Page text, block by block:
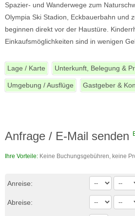
Spazier- und Wanderwege zum
Olympia Ski Stadion, Eckbauerbahn und
beginnen direkt vor der Haustüre.
Einkaufsmöglichkeiten sind in wenigen
Lage / Karte Unterkunft, Belegung &
Umgebung / Ausflüge Gastgeber &
Anfrage / E-Mail senden
Ihre Vorteile: Keine Buchungsgebühren, keine
Anreise:
Abreise: